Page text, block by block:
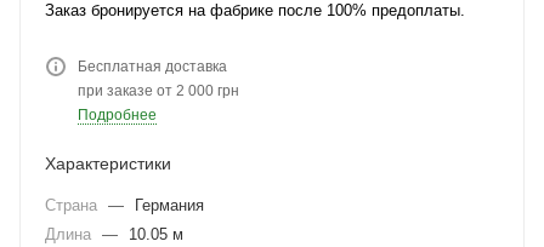
Заказ бронируется на фабрике после 100% предоплаты.
Бесплатная доставка
при заказе от 2 000 грн
Подробнее
Характеристики
Страна —
Германия
Длина —
10.05 м